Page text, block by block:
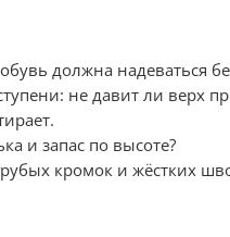
должна надеваться
не давит ли верх
и запас по высоте?
кромок и жёстких